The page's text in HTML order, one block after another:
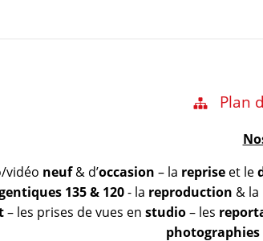
Plan
vidéo neuf& d’occasion – la repriseet le
135 & 120- la reproduction & la
– les prises de vues en studio– les
photographies